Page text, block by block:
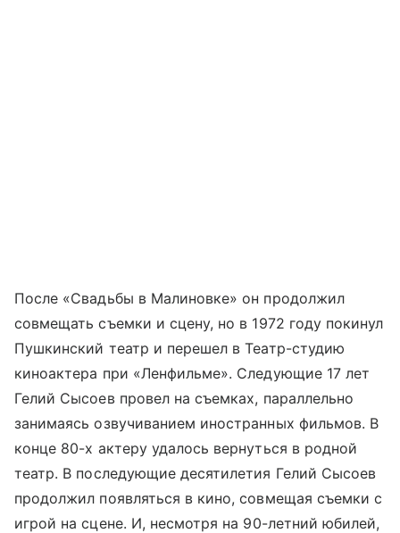
После «Свадьбы в Малиновке» он продолжил
совмещать съемки и сцену, но в 1972 году покинул
Пушкинский театр и перешел в Театр-студию
киноактера при «Ленфильме». Следующие 17 лет
Гелий Сысоев провел на съемках, параллельно
занимаясь озвучиванием иностранных фильмов. В
конце 80-х актеру удалось вернуться в родной
театр. В последующие десятилетия Гелий Сысоев
продолжил появляться в кино, совмещая съемки с
игрой на сцене. И, несмотря на 90-летний юбилей,